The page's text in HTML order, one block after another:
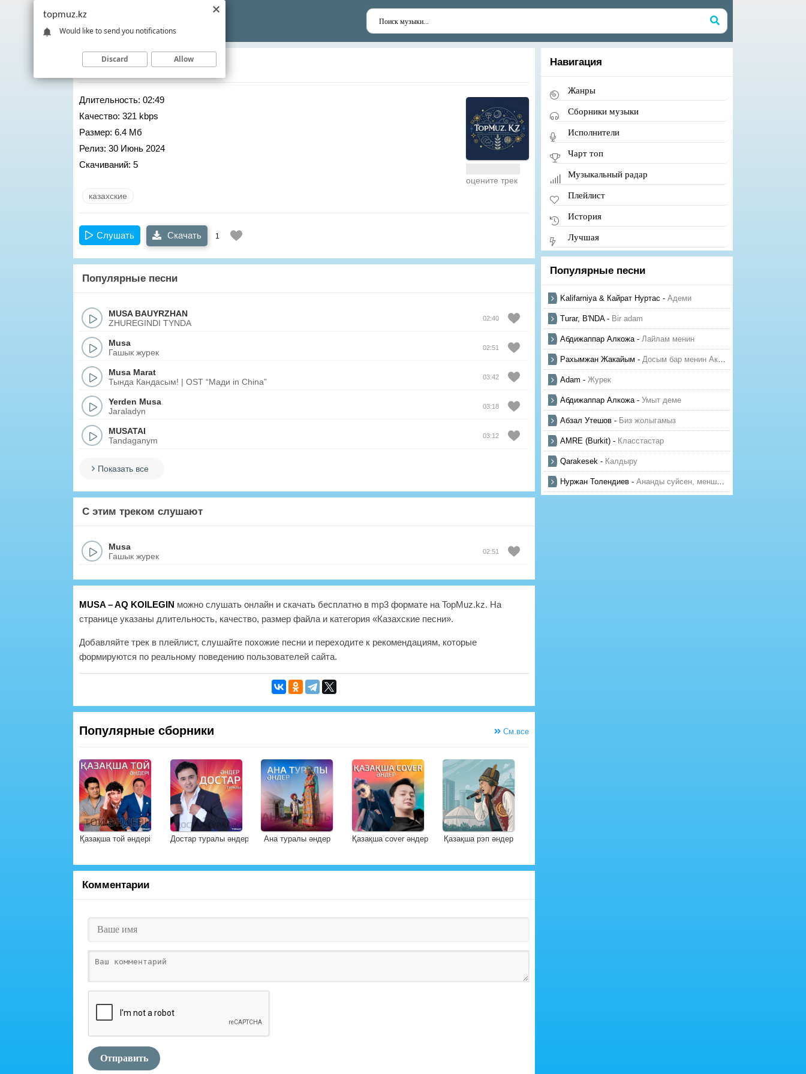
MUSA– AQ KOILEGIN
Длительность: 02:49
Качество: 321 kbps
Размер: 6.4 Мб
Релиз: 30 Июнь 2024
Скачиваний: 5
оцените трек
казахские
Слушать Скачать 1
Популярные песни
MUSA BAUYRZHAN
ZHUREGINDI TYNDA
02:40
Musa
Гашык журек
02:51
Musa Marat
Тында Кандасым! | OST “Мади in China”
03:42
Yerden Musa
Jaraladyn
03:18
MUSATAI
Tandaganym
03:12
Показать все
С этим треком слушают
Musa
Гашык журек
02:51
MUSA – AQ KOILEGIN можно слушать онлайн и скачать бесплатно в mp3 формате на TopMuz.kz. На
странице указаны длительность, качество, размер файла и категория «Казахские песни».
Добавляйте трек в плейлист, слушайте похожие песни и переходите к рекомендациям, которые
формируются по реальному поведению пользователей сайта.
Популярные сборники См.все
Қазақша той әндері Достар туралы әндер Ана туралы әндер Қазақша cover әндер Қазақша рэп әндер
Комментарии
Отправить
Навигация
Жанры
Сборники музыки
Исполнители
Чарт топ
Музыкальный радар
Плейлист
История
Лучшая
Популярные песни
Kalifarniya & Кайрат Нуртас - Адеми
Turar, B'NDA- Bir adam
Абдижаппар Алкожа- Лайлам менин
Рахымжан Жакайым - Досым бар менин Актауда
Adam - Журек
Абдижаппар Алкожа- Умыт деме
Абзал Утешов - Биз жолыгамыз
AMRE (Burkit) - Класстастар
Qarakesek - Калдыру
Нуржан Толендиев - Ананды суйсен, менше суй
topmuz.kz
Would like to send you notifications
Discard Allow